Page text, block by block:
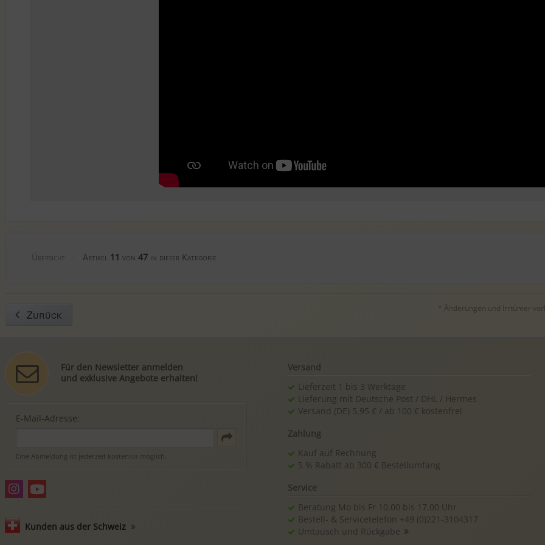
Übersicht Artikel 11 von 47in dieser Kategorie
Zurück * Änderungen und Irrtümer
Für den Newsletter anmelden
und exklusive Angebote erhalten!
E-Mail-Adresse:
Eine Abmeldung ist jederzeit kostenlos möglich.
Kunden aus der Schweiz
Versand
Lieferzeit 1 bis 3 Werktage
Lieferung mit Deutsche Post / DHL / Hermes
Versand (DE) 5,95 € / ab 100 € kostenfrei
Zahlung
Kauf auf Rechnung
5 % Rabatt ab 300 € Bestellumfang
Service
Beratung Mo bis Fr 10.00 bis 17.00 Uhr
Bestell- & Servicetelefon +49 (0)221-3104317
Umtausch und Rückgabe